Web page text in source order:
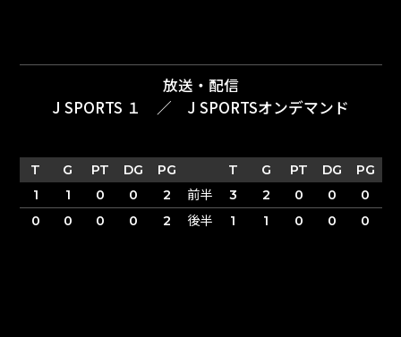
放送・配信
J SPORTS １
／ J SPORTSオンデマンド
T G PT DG PG T G PT DG
PG
1
1 0 0 2 前半 3 2 0 0
0
0
0 0 0 2 後半 1 1 0 0 0